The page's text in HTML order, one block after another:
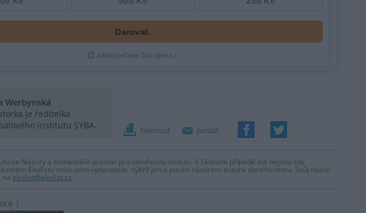
Werbynská
je ředitelka
institutu SYBA.
tisknout poslat
Názory a komentáře prostor pro otevřenou diskuzi. V žádném případě ale nejsou zde
Ekolistu nebo jeho vydavatele, nýbrž jen a pouze názorem autora daného textu. Svůj názor
na ekolist@ekolist.cz.
|